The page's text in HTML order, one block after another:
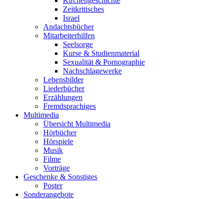
Zeitkritisches
Israel
Andachtsbücher
Mitarbeiterhilfen
Seelsorge
Kurse & Studienmaterial
Sexualität & Pornographie
Nachschlagewerke
Lebensbilder
Liederbücher
Erzählungen
Fremdsprachiges
Multimedia
Übersicht Multimedia
Hörbücher
Hörspiele
Musik
Filme
Vorträge
Geschenke & Sonstiges
Poster
Sonderangebote